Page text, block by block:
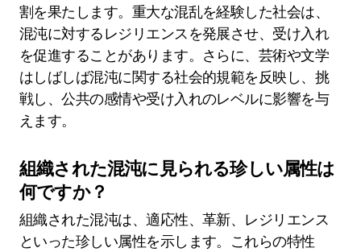
割を果たします。重大な混乱を経験した社会は、
混沌に対するレジリエンスを発展させ、受け入れ
を促進することがあります。さらに、芸術や文学
はしばしば混沌に関する社会的規範を反映し、挑
戦し、公共の感情や受け入れのレベルに影響を与
えます。
組織された混沌に見られる珍しい属性は
何ですか？
組織された混沌は、適応性、革新、レジリエンス
といった珍しい属性を示します。これらの特性